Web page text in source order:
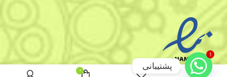
0
1
پشتیبانی